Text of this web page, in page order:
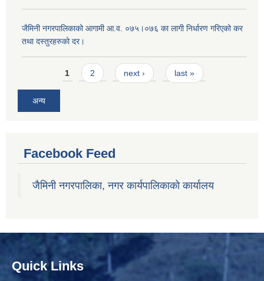
जैमिनी नगरपालिकाको आगामी आ.व. ०७५।०७६ का लागी निर्धारण गरिएको कर
तथा दस्तुरहरुको दर।
Pages1 2 next › last »
अन्य
Facebook Feed
जैमिनी नगरपालिका, नगर कार्यपालिकाको कार्यालय
Quick Links